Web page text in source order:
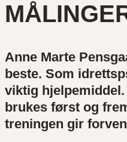
Anne Marte
beste. Som
viktig
brukes først og
treningen gir